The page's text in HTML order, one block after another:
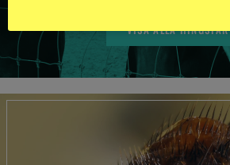
VISA ALLA HINGSTAR